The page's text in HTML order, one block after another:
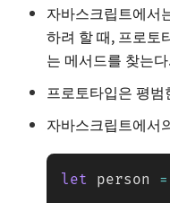
자바스크립트에서
하려 할 때, 프로토
는 메서드를 찾는
프로토타입은 평
자바스크립트에서
let person =